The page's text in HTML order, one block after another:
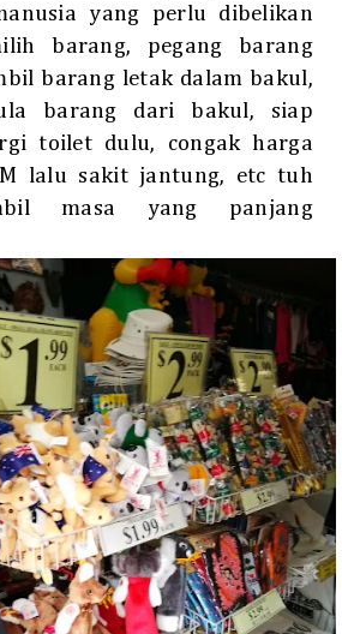
yang perlu dibelikan
barang, pegang barang
barang letak dalam bakul,
barang dari bakul, siap
toilet dulu, congak harga
lalu sakit jantung, etc tuh
masa yang panjang